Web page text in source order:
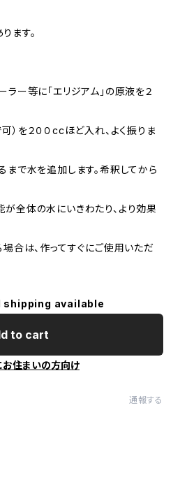
ます。
ー等に「エリジアム」の原液を２
）を２００ccほど入れ、よく振りま
まで水を追加します。希釈してから
全体の水にいきわたり、より効果
場合は、作ってすぐにご使用いただ
available
to cart
お住まいの方向け
通報する